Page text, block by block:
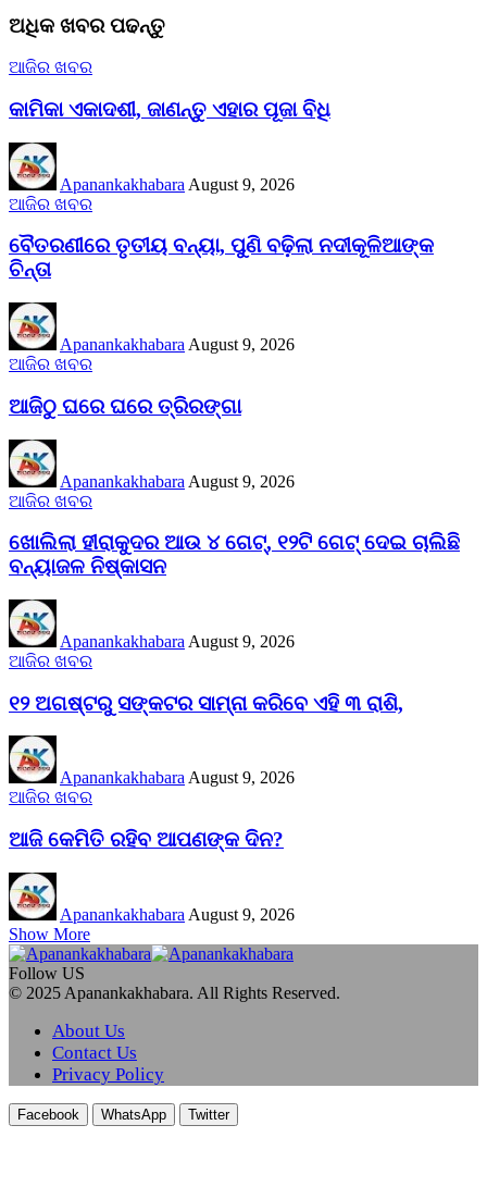
ଅଧିକ ଖବର ପଢନ୍ତୁ
ଆଜିର ଖବର
କାମିକା ଏକାଦଶୀ, ଜାଣନ୍ତୁ ଏହାର ପୂଜା ବିଧି
Apanankakhabara August 9, 2026
ଆଜିର ଖବର
ବୈତରଣୀରେ ତୃତୀୟ ବନ୍ୟା, ପୁଣି ବଢ଼ିଲା ନଦୀକୂଳିଆଙ୍କ
ଚିନ୍ତା
Apanankakhabara August 9, 2026
ଆଜିର ଖବର
ଆଜିଠୁ ଘରେ ଘରେ ତ୍ରିରଙ୍ଗା
Apanankakhabara August 9, 2026
ଆଜିର ଖବର
ଖୋଲିଲା ହୀରାକୁଦର ଆଉ ୪ ଗେଟ୍, ୧୨ଟି ଗେଟ୍ ଦେଇ ଚାଲିଛି
ବନ୍ୟାଜଳ ନିଷ୍କାସନ
Apanankakhabara August 9, 2026
ଆଜିର ଖବର
୧୨ ଅଗଷ୍ଟରୁ ସଙ୍କଟର ସାମ୍ନା କରିବେ ଏହି ୩ ରାଶି,
ApanankakhabaraAugust 9, 2026
ଆଜିର ଖବର
ଆଜି କେମିତି ରହିବ ଆପଣଙ୍କ ଦିନ?
Apanankakhabara August 9, 2026
Show More
Follow US
© 2025 Apanankakhabara. All Rights Reserved.
About Us
Contact Us
Privacy Policy
Facebook WhatsApp Twitter